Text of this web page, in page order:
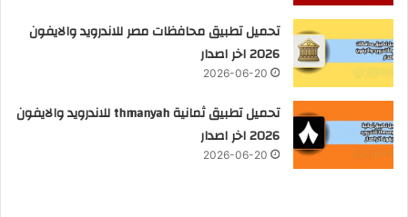
تحميل تطبيق محافظات مصر للاندرويد والايفون
2026 اخر اصدار
2026-06-20
تحميل تطبيق ثمانية thmanyah للاندرويد والايفون
2026 اخر اصدار
2026-06-20